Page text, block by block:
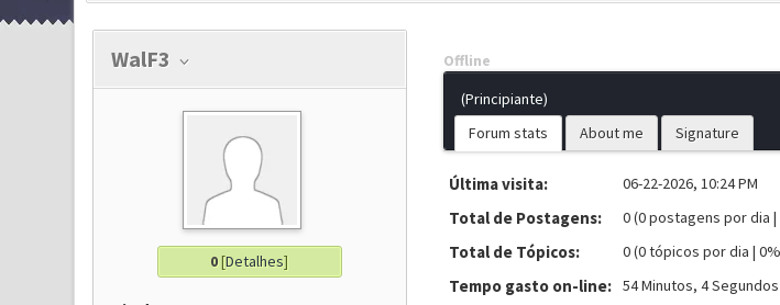
WalF3
0[Detalhes]
Offline
(Principiante)
Forum stats
About me Signature
Última visita: 06-22-2026, 10:24 PM
Total de Postagens: 0 (0 postagens por dia
Total de Tópicos: 0 (0 tópicos por dia |
Tempo gasto on-line: 54 Minutos, 4 Segundos